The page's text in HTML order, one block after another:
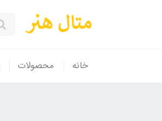
خانه محصولات